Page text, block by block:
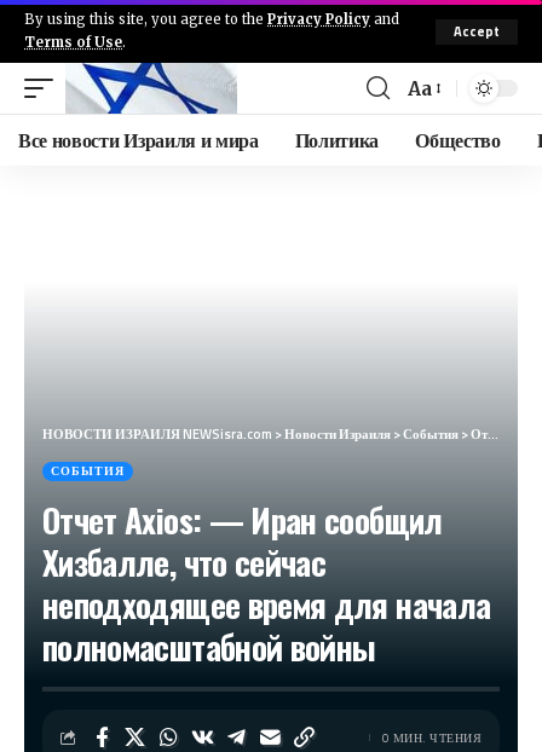
By using this site, you agree to the Privacy Policy and
Terms of Use.
Accept
Aa
Все новости Израиля и мира Политика Общество
НОВОСТИ ИЗРАИЛЯ NEWSisra.com >Новости Израиля>События>Отчет Axios: — Иран сообщил Хизбалле, что сейчас неподходящее время для начала полномасштабной войны
СОБЫТИЯ
Отчет Axios: — Иран сообщил
Хизбалле, что сейчас
неподходящее время для начала
полномасштабной войны
0 МИН. ЧТЕНИЯ